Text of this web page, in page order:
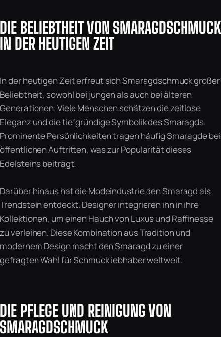
DIE BELIEBTHEIT VON SMARAGDSCHMUCK
IN DER HEUTIGEN ZEIT
In der heutigen Zeit erfreut sich Smaragdschmuck großer
Beliebtheit, sowohl bei jungen als auch bei älteren
Generationen. Viele Menschen schätzen die zeitlose
Eleganz und die tiefgründige Symbolik des Smaragds.
Prominente Persönlichkeiten tragen häufig Smaragde bei
öffentlichen Auftritten, was zur Popularität dieses
Edelsteins beiträgt.
Darüber hinaus hat die Modeindustrie den Smaragd als
Trendstein entdeckt. Designer integrieren ihn in ihre
Kollektionen, um einen Hauch von Luxus und Raffinesse
zu verleihen. Diese Kombination aus Tradition und
modernem Design macht den Smaragd zu einer
gefragten Wahl für Schmuckliebhaber weltweit.
DIE PFLEGE UND REINIGUNG VON
SMARAGDSCHMUCK